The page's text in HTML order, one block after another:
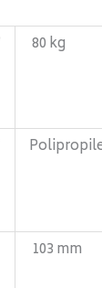
80 kg
103 mm